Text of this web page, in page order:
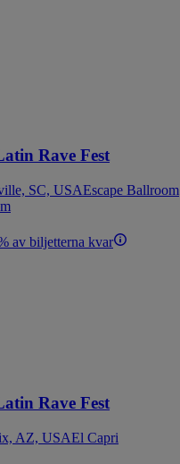
Rave Fest
SC, USAEscape Ballroom
av biljetterna kvar
Rave Fest
AZ, USAEl Capri